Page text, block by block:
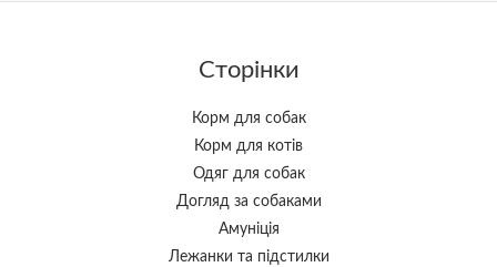
Сторінки
Корм для собак
Корм для котів
Одяг для собак
Догляд за собаками
Амуніція
Лежанки та підстилки